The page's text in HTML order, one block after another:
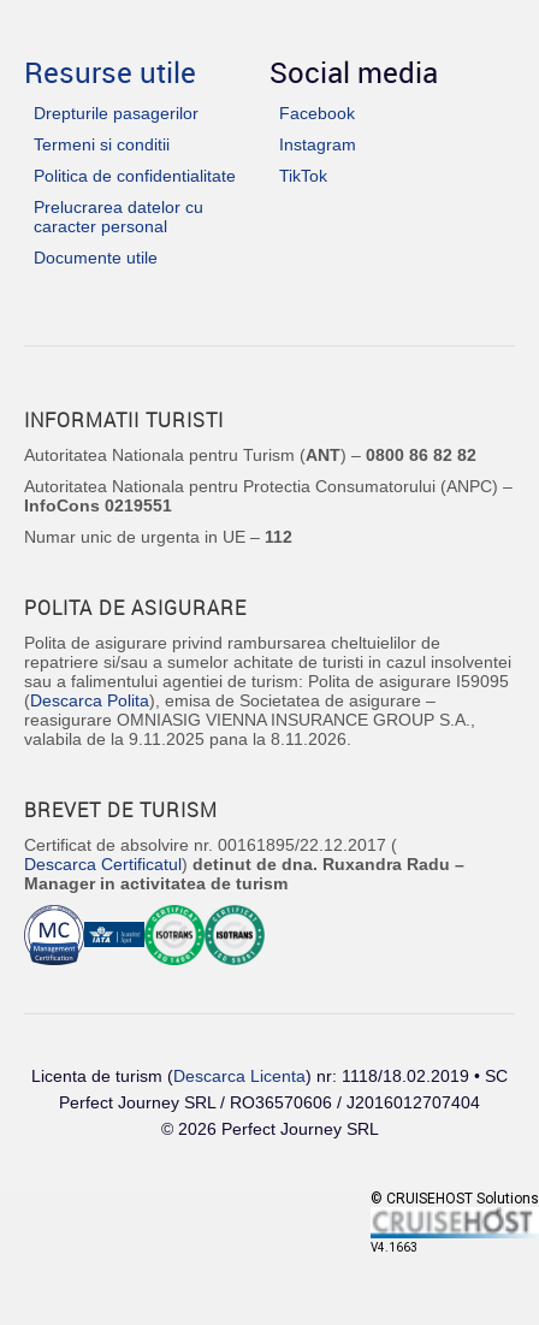
Resurse utile
Drepturile pasagerilor
Termeni si conditii
Politica de confidentialitate
Prelucrarea datelor cu
caracter personal
Documente utile
Social media
Facebook
Instagram
TikTok
INFORMATII TURISTI
Autoritatea Nationala pentru Turism (ANT) – 0800 86 82 82
Autoritatea Nationala pentru Protectia Consumatorului (ANPC) –
InfoCons 0219551
Numar unic de urgenta in UE – 112
POLITA DE ASIGURARE
Polita de asigurare privind rambursarea cheltuielilor de
repatriere si/sau a sumelor achitate de turisti in cazul insolventei
sau a falimentului agentiei de turism: Polita de asigurare I59095
(Descarca Polita), emisa de Societatea de asigurare –
reasigurare OMNIASIG VIENNA INSURANCE GROUP S.A.,
valabila de la 9.11.2025 pana la 8.11.2026.
BREVET DE TURISM
Certificat de absolvire nr. 00161895/22.12.2017 (
Descarca Certificatul) detinut de dna. Ruxandra Radu –
Manager in activitatea de turism
Licenta de turism (Descarca Licenta) nr: 1118/18.02.2019 • SC
Perfect Journey SRL / RO36570606 / J2016012707404
© 2026 Perfect Journey SRL
© CRUISEHOST Solutions
V4.1663